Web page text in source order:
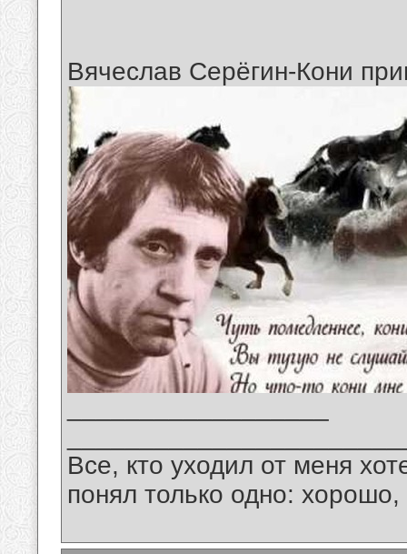
Вячеслав Серёгин-Кони
Все, кто уходил от меня
понял только одно: